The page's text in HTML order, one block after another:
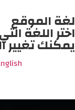
لغة الموقع
اختر اللغة
يمكنك